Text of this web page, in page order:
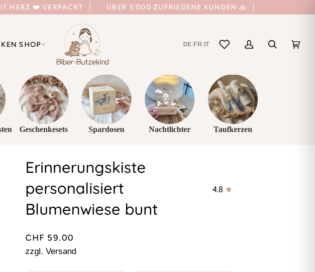
HERZ ❤️ VERPACKT ÜBER 5'000 ZUFRIEDENE KUNDEN 🙏
SHOP DE| FR | IT
Mein
Suchen
Geschenkesets Spardosen Nachtlichter Taufkerzen
Erinnerungskiste
personalisiert
Blumenwiese bunt
4.8
CHF 59.00
zzgl. Versand